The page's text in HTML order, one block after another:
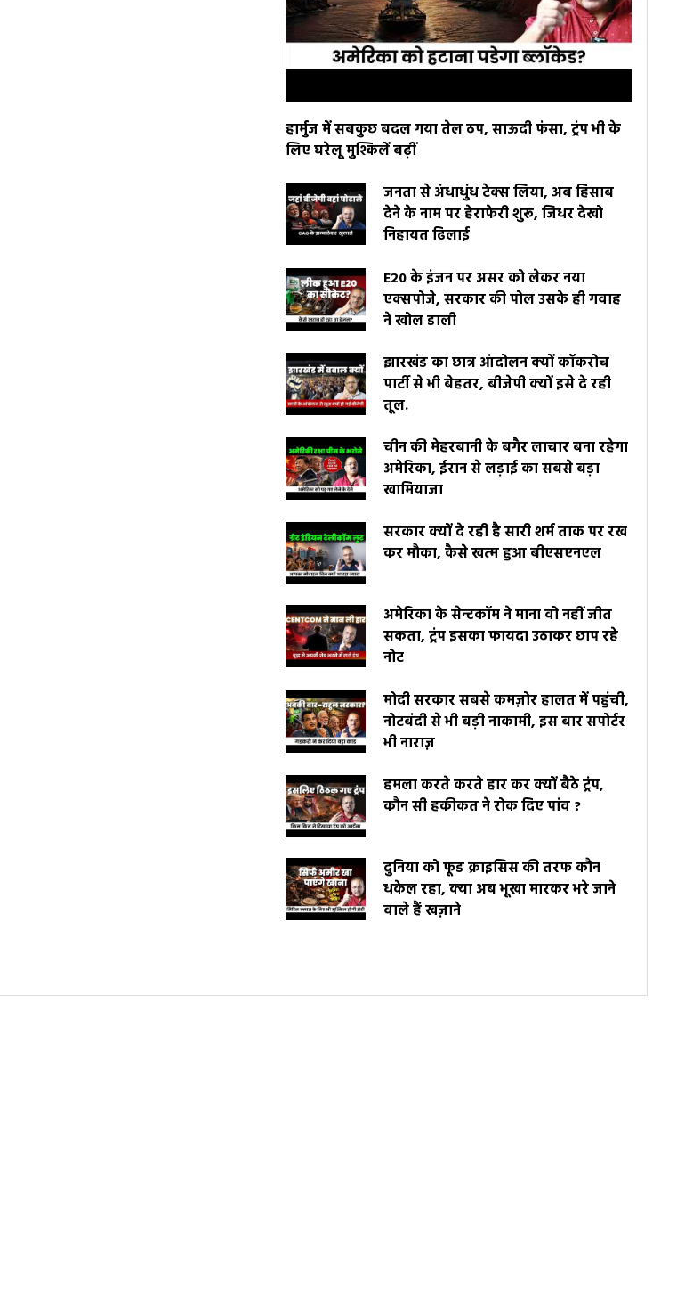
हार्मुज में सबकुछ बदल गया तेल ठप, साऊदी फंसा, ट्रंप भी के
लिए घरेलू मुश्किलें बढ़ीं
जनता से अंधाधुंध टेक्स लिया, अब हिसाब
देने के नाम पर हेराफेरी शुरू, जिधर देखो
निहायत ढिलाई
E20 के इंजन पर असर को लेकर नया
एक्सपोजे, सरकार की पोल उसके ही गवाह
ने खोल डाली
झारखंड का छात्र आंदोलन क्यों कॉकरोच
पार्टी से भी बेहतर, बीजेपी क्यों इसे दे रही
तूल.
चीन की मेहरबानी के बगैर लाचार बना रहेगा
अमेरिका, ईरान से लड़ाई का सबसे बड़ा
खामियाजा
सरकार क्यों दे रही है सारी शर्म ताक पर रख
कर मौका, कैसे खत्म हुआ बीएसएनएल
अमेरिका के सेन्टकॉम ने माना वो नहीं जीत
सकता, ट्रंप इसका फायदा उठाकर छाप रहे
नोट
मोदी सरकार सबसे कमज़ोर हालत में पहुंची,
नोटबंदी से भी बड़ी नाकामी, इस बार सपोर्टर
भी नाराज़
हमला करते करते हार कर क्यों बैठे ट्रंप,
कौन सी हकीकत ने रोक दिए पांव ?
दुनिया को फूड क्राइसिस की तरफ कौन
धकेल रहा, क्या अब भूखा मारकर भरे जाने
वाले हैं खज़ाने